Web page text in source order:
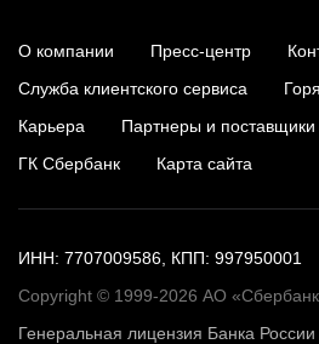
О компании Пресс-центр
Служба клиентского сервиса
Карьера
Партнеры и поставщики
ГК Сбербанк
Карта сайта
ИНН: 7707009586, КПП: 997950001
Copyright © 1999-2026 АО «Сбербанк
Генеральная лицензия Банка